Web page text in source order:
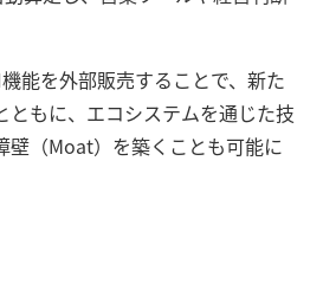
能を外部販売することで、新た
ともに、エコシステムを通じた技
壁（Moat）を築くことも可能に